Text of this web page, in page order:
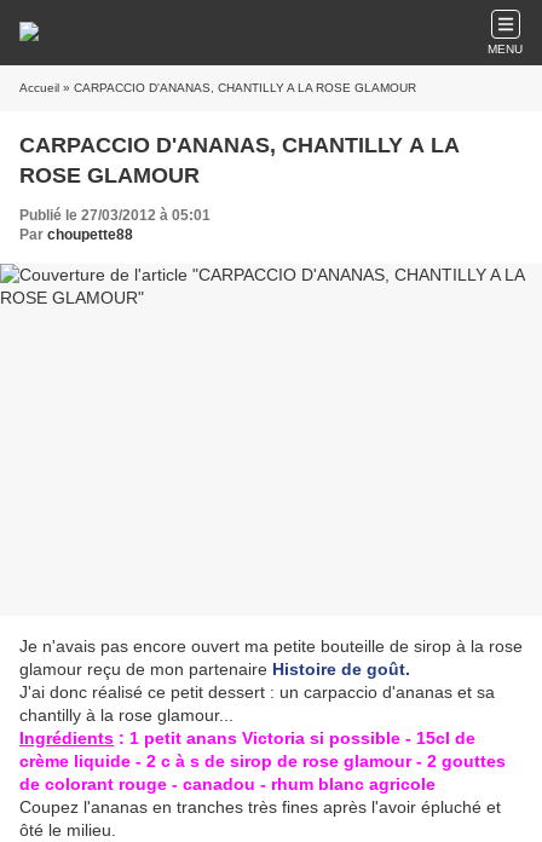
MENU
Accueil » CARPACCIO D'ANANAS, CHANTILLY A LA ROSE GLAMOUR
CARPACCIO D'ANANAS, CHANTILLY A LA
ROSE GLAMOUR
Publié le 27/03/2012 à 05:01
Par choupette88
Je n'avais pas encore ouvert ma petite bouteille de sirop à la rose
glamour reçu de mon partenaire Histoire de goût.
J'ai donc réalisé ce petit dessert : un carpaccio d'ananas et sa
chantilly à la rose glamour...
Ingrédients : 1 petit anans Victoria si possible - 15cl de
crème liquide - 2 c à s de sirop de rose glamour - 2 gouttes
de colorant rouge - canadou - rhum blanc agricole
Coupez l'ananas en tranches très fines après l'avoir épluché et
ôté le milieu.